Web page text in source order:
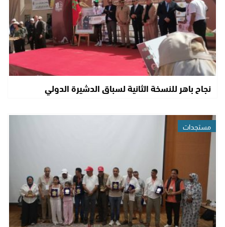
نجاح باهر للنسخة الثانية لسباق الدشيرة الدولي
مستجدات